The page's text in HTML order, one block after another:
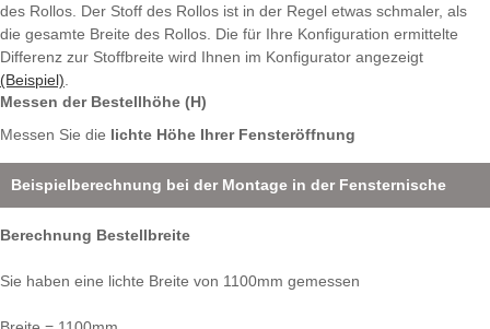
des Rollos. Der Stoff des Rollos ist in der Regel etwas schmaler, als
die gesamte Breite des Rollos. Die für Ihre Konfiguration ermittelte
Differenz zur Stoffbreite wird Ihnen im Konfigurator angezeigt
(Beispiel)
Messen der Bestellhöhe (H)
Messen Sie die lichte Höhe Ihrer Fensteröffnung
Beispielberechnung bei der Montage in der Fensternische
Berechnung Bestellbreite
Sie haben eine lichte Breite von 1100mm gemessen